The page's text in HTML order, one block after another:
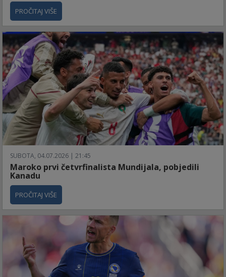
PROČITAJ VIŠE
SUBOTA, 04.07.2026 | 21:45
Maroko prvi četvrfinalista Mundijala, pobjedili
Kanadu
PROČITAJ VIŠE